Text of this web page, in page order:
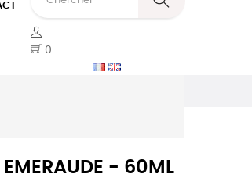
0
EMERAUDE - 60ML